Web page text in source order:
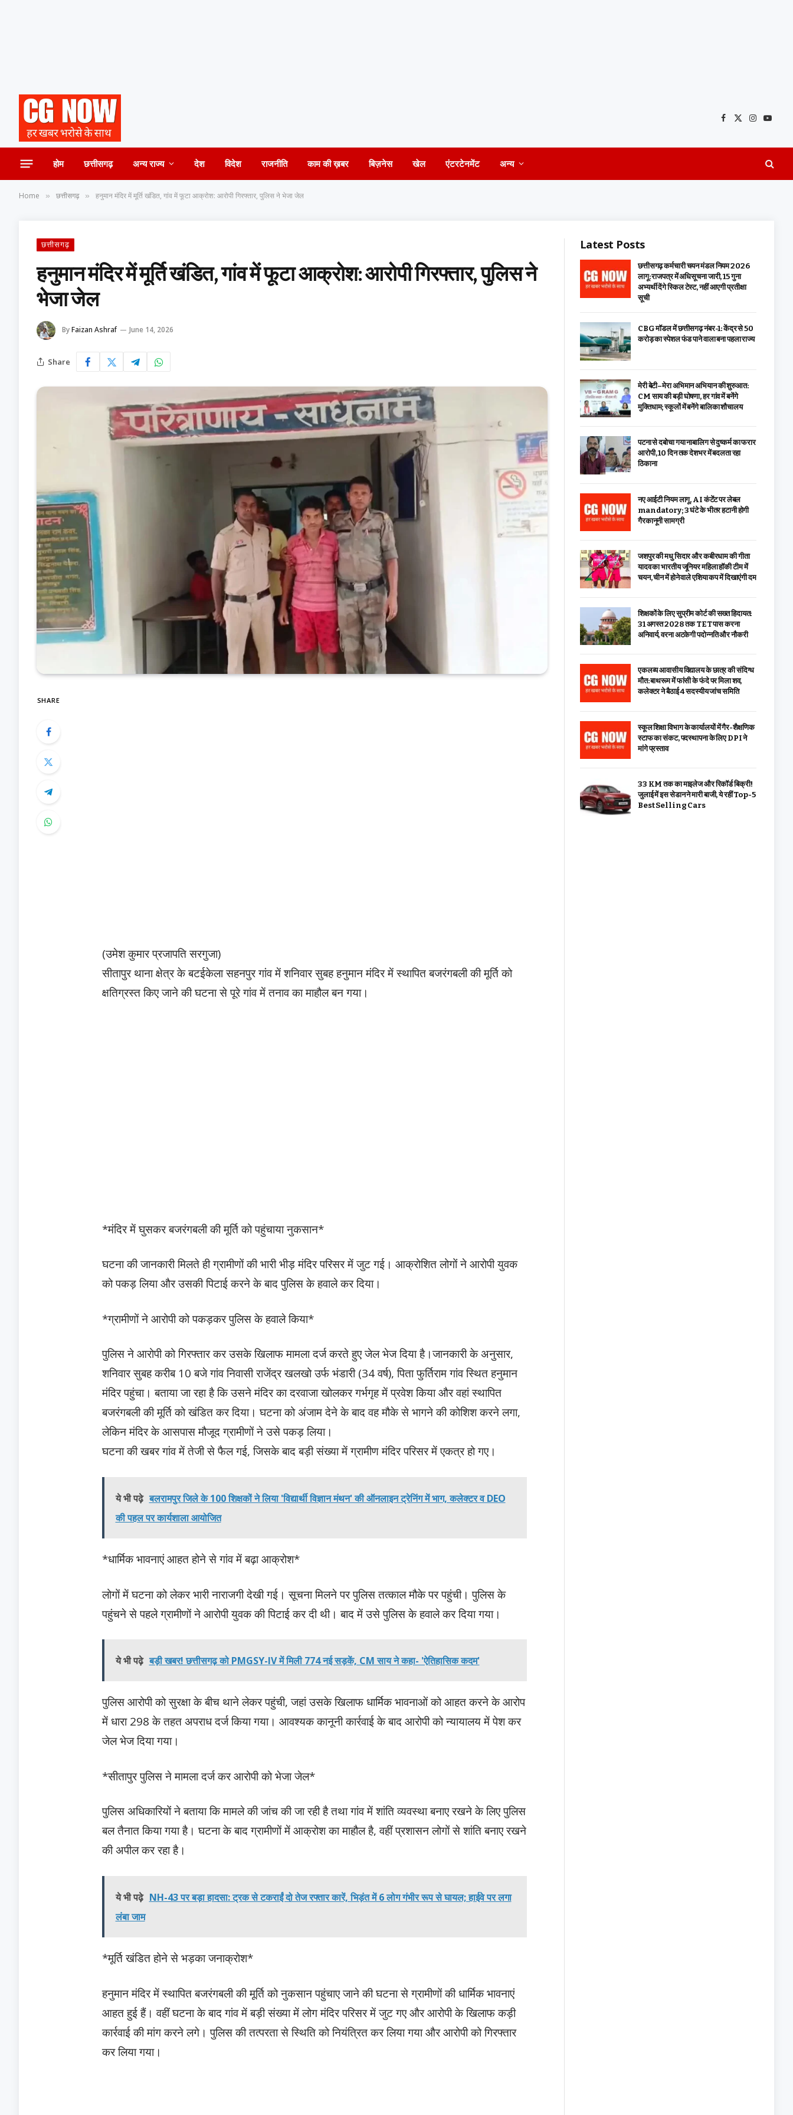
Facebook
X
Instagram
होम छत्तीसगढ़ अन्य राज्य देश विदेश राजनीति काम की ख़बर बिज़नेस खेल एंटरटेनमेंट अन्य
Home » छत्तीसगढ़ » हनुमान मंदिर में मूर्ति खंडित, गांव में फूटा आक्रोश: आरोपी गिरफ्तार, पुलिस ने भेजा जेल
छत्तीसगढ़
हनुमान मंदिर में मूर्ति खंडित, गांव में फूटा आक्रोश: आरोपी गिरफ्तार, पुलिस ने
भेजा जेल
ByFaizan Ashraf June 14, 2026
Share
SHARE
(उमेश कुमार प्रजापति सरगुजा)
सीतापुर थाना क्षेत्र के बटईकेला सहनपुर गांव में शनिवार सुबह हनुमान मंदिर में स्थापित बजरंगबली की मूर्ति को
क्षतिग्रस्त किए जाने की घटना से पूरे गांव में तनाव का माहौल बन गया।
*मंदिर में घुसकर बजरंगबली की मूर्ति को पहुंचाया नुकसान*
घटना की जानकारी मिलते ही ग्रामीणों की भारी भीड़ मंदिर परिसर में जुट गई। आक्रोशित लोगों ने आरोपी युवक
को पकड़ लिया और उसकी पिटाई करने के बाद पुलिस के हवाले कर दिया।
*ग्रामीणों ने आरोपी को पकड़कर पुलिस के हवाले किया*
पुलिस ने आरोपी को गिरफ्तार कर उसके खिलाफ मामला दर्ज करते हुए जेल भेज दिया है।जानकारी के अनुसार,
शनिवार सुबह करीब 10 बजे गांव निवासी राजेंद्र खलखो उर्फ भंडारी (34 वर्ष), पिता फुर्तिराम गांव स्थित हनुमान
मंदिर पहुंचा। बताया जा रहा है कि उसने मंदिर का दरवाजा खोलकर गर्भगृह में प्रवेश किया और वहां स्थापित
बजरंगबली की मूर्ति को खंडित कर दिया। घटना को अंजाम देने के बाद वह मौके से भागने की कोशिश करने लगा,
लेकिन मंदिर के आसपास मौजूद ग्रामीणों ने उसे पकड़ लिया।
घटना की खबर गांव में तेजी से फैल गई, जिसके बाद बड़ी संख्या में ग्रामीण मंदिर परिसर में एकत्र हो गए।
ये भी पढ़े बलरामपुर जिले के 100 शिक्षकों ने लिया 'विद्यार्थी विज्ञान मंथन' की ऑनलाइन ट्रेनिंग में भाग, कलेक्टर व DEO
की पहल पर कार्यशाला आयोजित
*धार्मिक भावनाएं आहत होने से गांव में बढ़ा आक्रोश*
लोगों में घटना को लेकर भारी नाराजगी देखी गई। सूचना मिलने पर पुलिस तत्काल मौके पर पहुंची। पुलिस के
पहुंचने से पहले ग्रामीणों ने आरोपी युवक की पिटाई कर दी थी। बाद में उसे पुलिस के हवाले कर दिया गया।
ये भी पढ़े बड़ी खबर! छत्तीसगढ़ को PMGSY-IV में मिली 774 नई सड़कें, CM साय ने कहा- 'ऐतिहासिक कदम'
पुलिस आरोपी को सुरक्षा के बीच थाने लेकर पहुंची, जहां उसके खिलाफ धार्मिक भावनाओं को आहत करने के आरोप
में धारा 298 के तहत अपराध दर्ज किया गया। आवश्यक कानूनी कार्रवाई के बाद आरोपी को न्यायालय में पेश कर
जेल भेज दिया गया।
*सीतापुर पुलिस ने मामला दर्ज कर आरोपी को भेजा जेल*
पुलिस अधिकारियों ने बताया कि मामले की जांच की जा रही है तथा गांव में शांति व्यवस्था बनाए रखने के लिए पुलिस
बल तैनात किया गया है। घटना के बाद ग्रामीणों में आक्रोश का माहौल है, वहीं प्रशासन लोगों से शांति बनाए रखने
की अपील कर रहा है।
ये भी पढ़े NH-43 पर बड़ा हादसा: ट्रक से टकराईं दो तेज रफ्तार कारें, भिड़ंत में 6 लोग गंभीर रूप से घायल; हाईवे पर लगा
लंबा जाम
*मूर्ति खंडित होने से भड़का जनाक्रोश*
हनुमान मंदिर में स्थापित बजरंगबली की मूर्ति को नुकसान पहुंचाए जाने की घटना से ग्रामीणों की धार्मिक भावनाएं
आहत हुई हैं। वहीं घटना के बाद गांव में बड़ी संख्या में लोग मंदिर परिसर में जुट गए और आरोपी के खिलाफ कड़ी
कार्रवाई की मांग करने लगे। पुलिस की तत्परता से स्थिति को नियंत्रित कर लिया गया और आरोपी को गिरफ्तार
कर लिया गया।
Latest Posts
छत्तीसगढ़ कर्मचारी चयन मंडल नियम 2026
लागू: राजपत्र में अधिसूचना जारी, 15 गुना
अभ्यर्थी देंगे स्किल टेस्ट, नहीं आएगी प्रतीक्षा
सूची
CBG मॉडल में छत्तीसगढ़ नंबर-1: केंद्र से ₹50
करोड़ का स्पेशल फंड पाने वाला बना पहला राज्य
मेरी बेटी–मेरा अभिमान अभियान की शुरुआत:
CM साय की बड़ी घोषणा, हर गांव में बनेंगे
मुक्तिधाम; स्कूलों में बनेंगे बालिका शौचालय
पटना से दबोचा गया नाबालिग से दुष्कर्म का फरार
आरोपी, 10 दिन तक देशभर में बदलता रहा
ठिकाना
नए आईटी नियम लागू, AI कंटेंट पर लेबल
mandatory; 3 घंटे के भीतर हटानी होगी
गैरकानूनी सामग्री
जशपुर की मधु सिदार और कबीरधाम की गीता
यादव का भारतीय जूनियर महिला हॉकी टीम में
चयन, चीन में होने वाले एशिया कप में दिखाएंगी दम
शिक्षकों के लिए सुप्रीम कोर्ट की सख्त हिदायत:
31 अगस्त 2028 तक TET पास करना
अनिवार्य, वरना अटकेगी पदोन्नति और नौकरी
एकलव्य आवासीय विद्यालय के छात्र की संदिग्ध
मौत: बाथरूम में फांसी के फंदे पर मिला शव,
कलेक्टर ने बैठाई 4 सदस्यीय जांच समिति
स्कूल शिक्षा विभाग के कार्यालयों में गैर-शैक्षणिक
स्टाफ का संकट, पदस्थापना के लिए DPI ने
मांगे प्रस्ताव
33 KM तक का माइलेज और रिकॉर्ड बिक्री!
जुलाई में इस सेडान ने मारी बाजी, ये रहीं Top-5
Best Selling Cars